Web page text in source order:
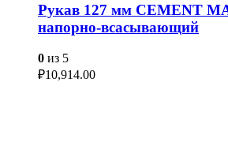
Рукав 127 мм CEMENT
напорно-всасывающий
0 из 5
₽10,914.00